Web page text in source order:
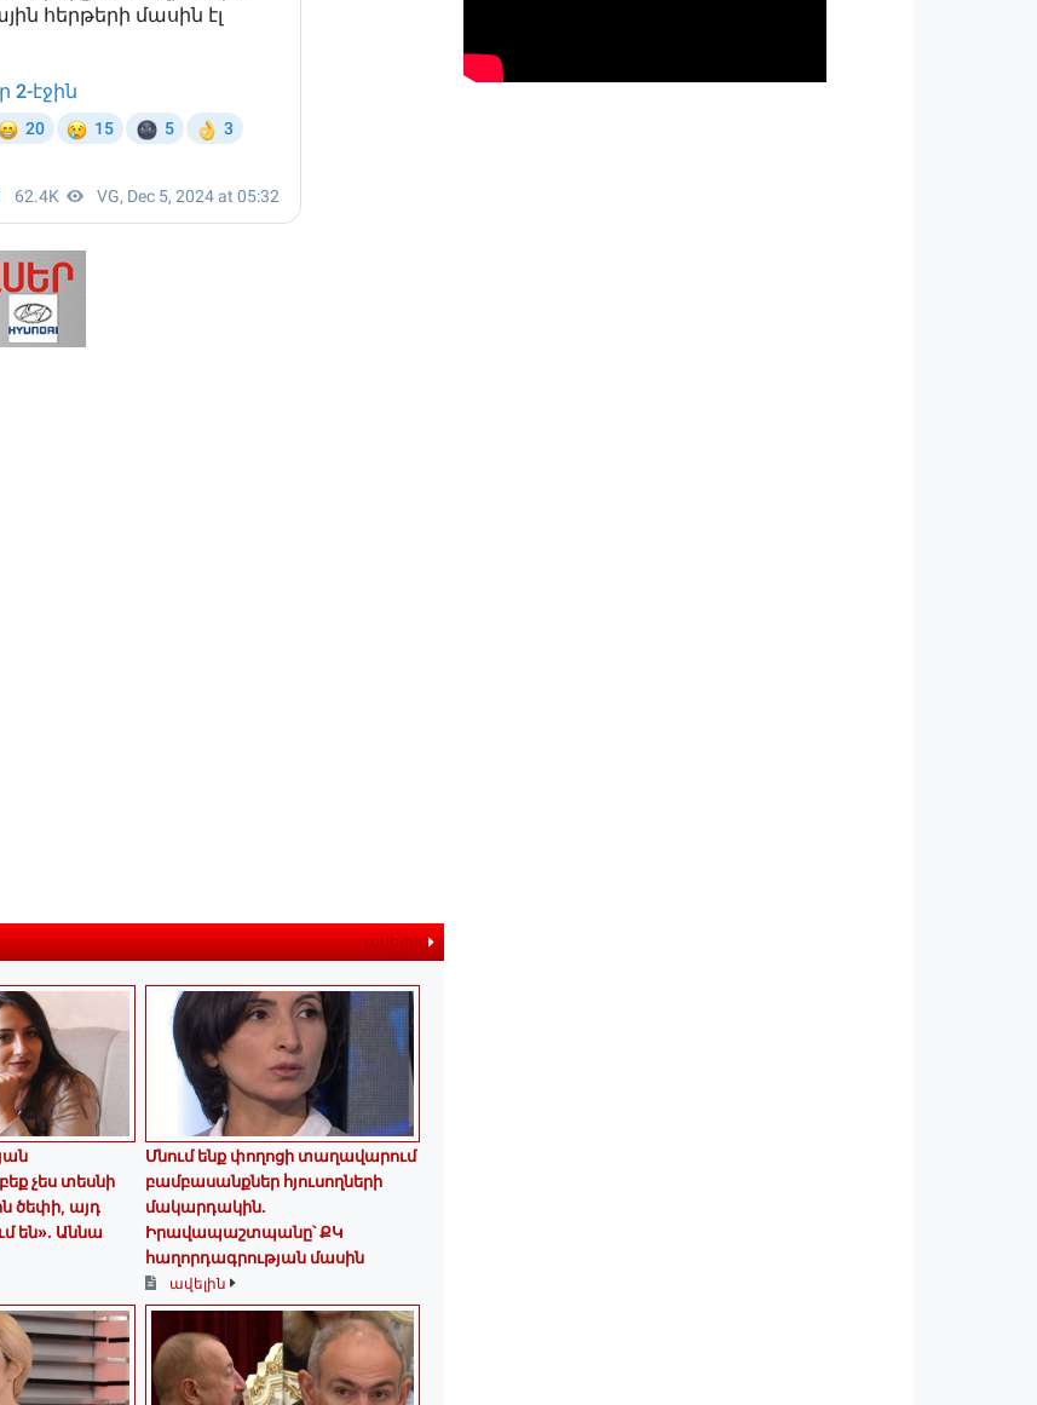
ավելին
չես տեսնի
ծեփի, այդ
են»․ Աննա
Մնում ենք փողոցի տաղավարում
բամբասանքներ հյուսողների
մակարդակին․
Իրավապաշտպանը՝ ՔԿ
հաղորդագրության մասին
ավելին